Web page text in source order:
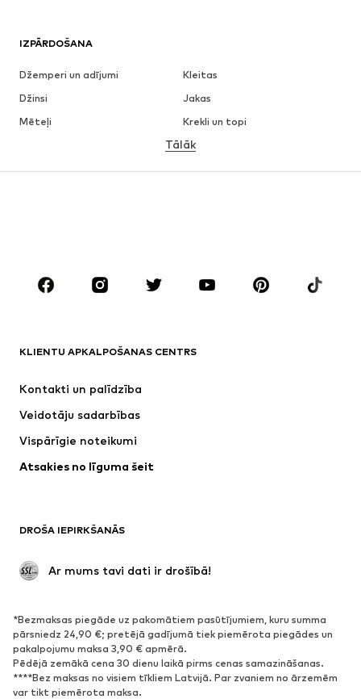
IZPĀRDOŠANA
Džemperi un adījumi
Kleitas
Džinsi
Jakas
Mēteļi
Krekli un topi
Apakšveļa
Aksesuāri
Premium
Jaunumi
Šobrīd populāri
Jakas
Apakšveļa
Mēteļi
Svinības
Ekskluzīvi
APAVI
Jaunumi
Šobrīd populāri
Brīvā laika apavi
Puszābaki
Tālāk
KLIENTU APKALPOŠANAS CENTRS
Kontakti un palīdzība
Veidotāju sadarbības
Vispārīgie noteikumi
Atsakies no līguma šeit
DROŠA IEPIRKŠANĀS
Ar mums tavi dati ir drošībā!
*Bezmaksas piegāde uz pakomātiem pasūtījumiem, kuru summa
pārsniedz 24,90 €; pretējā gadījumā tiek piemērota piegādes un
pakalpojumu maksa 3,90 € apmērā.
Pēdējā zemākā cena 30 dienu laikā pirms cenas samazināšanas.
****Bez maksas no visiem tīkliem Latvijā. Par zvaniem no ārzemēm
var tikt piemērota maksa.